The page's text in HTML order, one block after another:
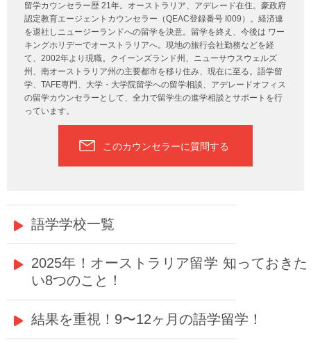
留学カウンセラー歴 21年。オーストラリア、アデレード在住。豪政府
認定教育エージェントカウンセラー（QEAC登録番号 I009）。経済連
を退社しニュージーランドへの留学を決意。留学を終え、今後は ワー
キングホリデーでオーストラリアへ。現地の旅行会社勤務などを経
て、2002年より現職。クイーンズランド州、ニューサウスウェルズ
州、南オーストラリア州の主要都市を移り住み、現在に至る。語学留
学、TAFE専門、大学・大学院留学への留学相談、アデレードオフィス
の留学カウンセラーとして、全力で留学生の進学相談とサポートを行
っています。
このカウンセラーに質問する
語学学校一覧
2025年！オーストラリア留学 知っておきた
い8つのこと！
結果を重視！9〜12ヶ月の語学留学！